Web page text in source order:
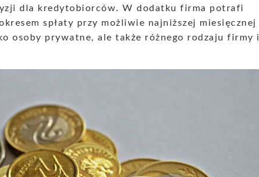
dla kredytobiorców. W dodatku firma potrafi
spłaty przy możliwie najniższej miesięcznej
osoby prywatne, ale także różnego rodzaju firmy i